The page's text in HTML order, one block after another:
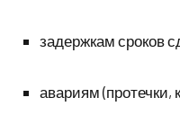
задержкам сроков
авариям (протечки,